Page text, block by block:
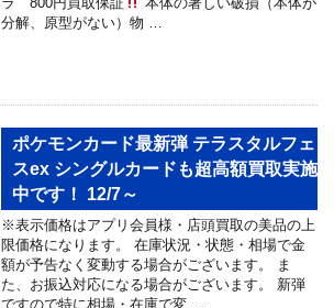
分解、原型がない）物 …
ポケモンカード最新弾 テラスタルフェ
スex シングルカードも超高額買取実施
中です！ 12/7～
※表示価格はアプリ会員様・店頭買取の美品の上
限価格になります。 在庫状況・状態・相場で金
額が予告なく変動する場合がございます。 ま
た、お振込対応になる場合がございます。 新弾